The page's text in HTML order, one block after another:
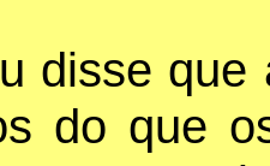
disse
do que